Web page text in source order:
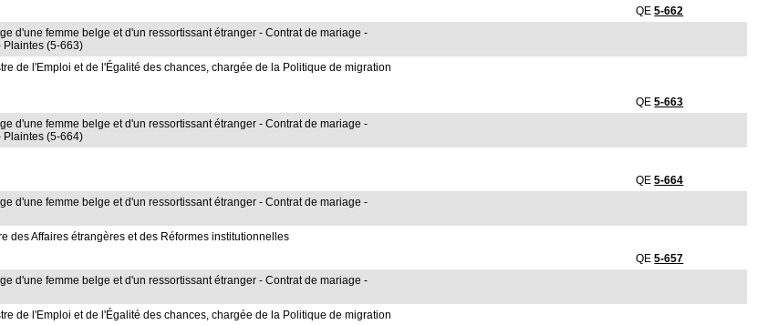
QE5-662
d'une femme belge et d'un ressortissant étranger - Contrat de mariage -
Plaintes (5-663)
de l'Emploi et de l'Égalité des chances, chargée de la Politique de migration
QE5-663
d'une femme belge et d'un ressortissant étranger - Contrat de mariage -
Plaintes (5-664)
QE5-664
d'une femme belge et d'un ressortissant étranger - Contrat de mariage -
des Affaires étrangères et des Réformes institutionnelles
QE5-657
d'une femme belge et d'un ressortissant étranger - Contrat de mariage -
de l'Emploi et de l'Égalité des chances, chargée de la Politique de migration